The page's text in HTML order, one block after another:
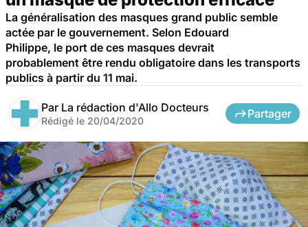
La généralisation des masques grand public semble
actée par le gouvernement. Selon Edouard
Philippe, le port de ces masques devrait
probablement être rendu obligatoire dans les transports
publics à partir du 11 mai.
Par La rédaction d'Allo Docteurs
Rédigé le 20/04/2020
Partager